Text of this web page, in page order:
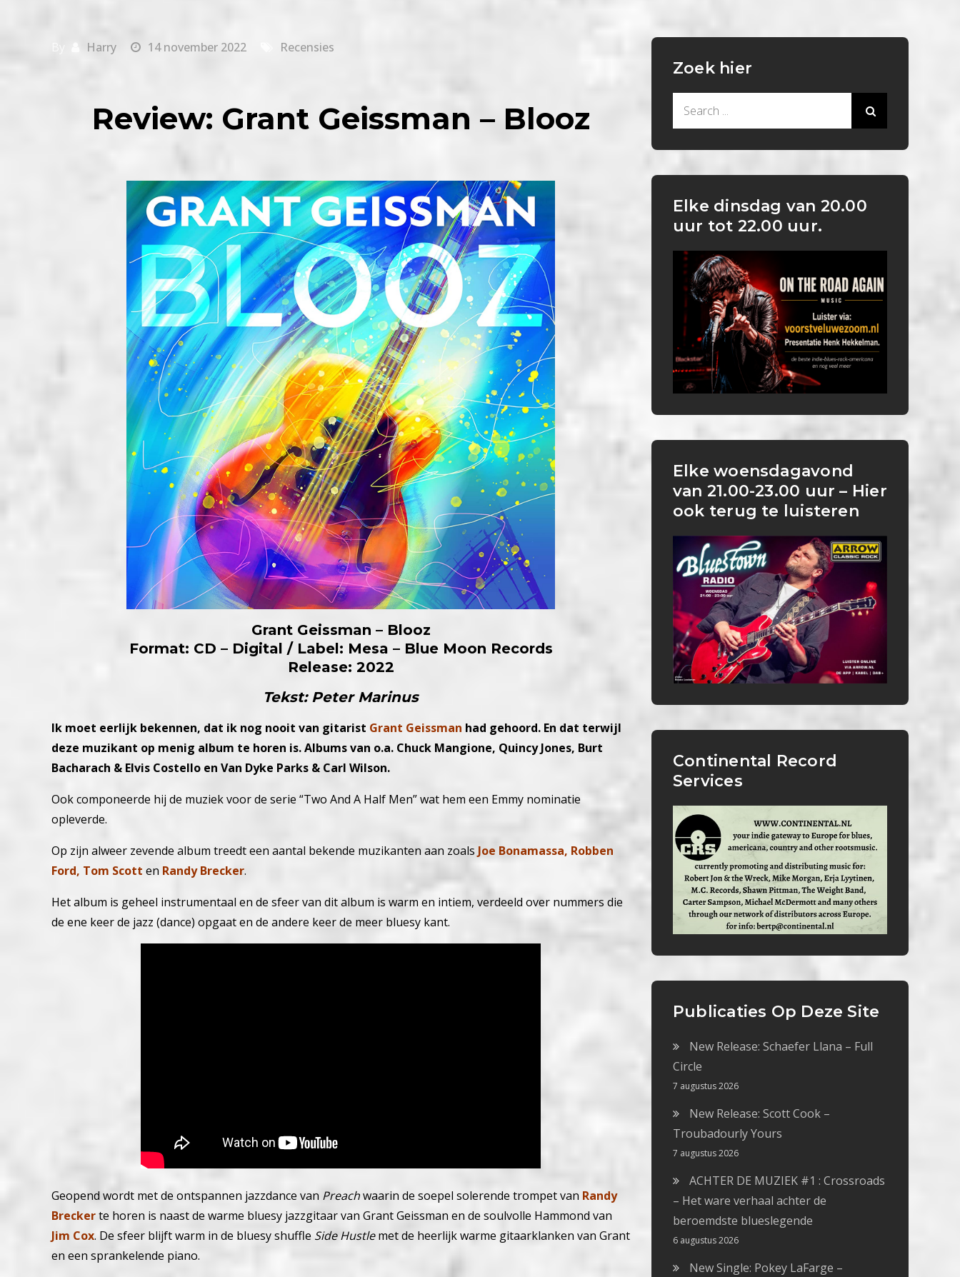
Harry 14 november 2022 Recensies
Review: Grant Geissman – Blooz
Grant Geissman – Blooz
Format: CD – Digital / Label: Mesa – Blue Moon Records
Release: 2022
Tekst: Peter Marinus
Ik moet eerlijk bekennen, dat ik nog nooit van gitarist Grant Geissman had gehoord. En dat terwijl
deze muzikant op menig album te horen is. Albums van o.a. Chuck Mangione, Quincy Jones, Burt
Bacharach & Elvis Costello en Van Dyke Parks & Carl Wilson.
Ook componeerde hij de muziek voor de serie “Two And A Half Men” wat hem een Emmy nominatie
opleverde.
Op zijn alweer zevende album treedt een aantal bekende muzikanten aan zoals Joe Bonamassa, Robben
Ford, Tom Scott en Randy Brecker.
Het album is geheel instrumentaal en de sfeer van dit album is warm en intiem, verdeeld over nummers die
de ene keer de jazz (dance) opgaat en de andere keer de meer bluesy kant.
Geopend wordt met de ontspannen jazzdance van Preachwaarin de soepel solerende trompet van Randy
Breckerte horen is naast de warme bluesy jazzgitaar van Grant Geissman en de soulvolle Hammond van
Jim Cox. De sfeer blijft warm in de bluesy shuffle Side Hustlemet de heerlijk warme gitaarklanken van Grant
en een sprankelende piano.
Zoek hier
Elke dinsdag van 20.00
uur tot 22.00 uur.
Elke woensdagavond
van 21.00-23.00 uur – Hier
ook terug te luisteren
Continental Record
Services
Publicaties Op Deze Site
New Release: Schaefer Llana – Full
Circle
7 augustus 2026
New Release: Scott Cook –
Troubadourly Yours
7 augustus 2026
ACHTER DE MUZIEK #1 : Crossroads
– Het ware verhaal achter de
beroemdste blueslegende
6 augustus 2026
New Single: Pokey LaFarge –